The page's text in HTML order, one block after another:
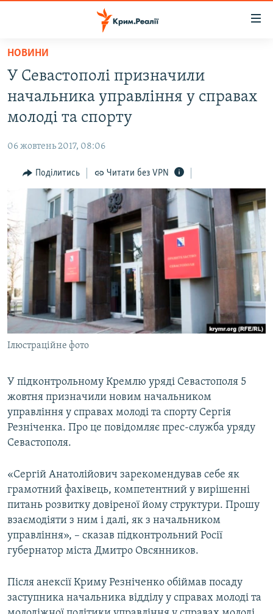
Перейти
основного
матеріалу
до
основної
Перейти
пошуку
ВІДЕО ТА ФОТО
БЛОГИ
ПОГЛЯД
ІНТЕРВ'Ю
ВСЕ ЗА ДЕНЬ
СПЕЦПРОЕКТИ
ДЕПОРТАЦІЯ
ВІДЕОУРОКИ «ELIFBE»
СВІДЧЕННЯ ОКУПАЦІЇ
УКРАЇНСЬКА ПРОБЛЕМА КРИМУ
ІНФОГРАФІКА
ЯК ОБІЙТИ БЛОКУВАННЯ
Русский
Qırımtatar
ДОЛУЧАЙСЯ!
Усі сайти RFE/RL
НОВИНИ
У Севастополі призначили
начальника управління у справах
молоді та спорту
06 жовтень 2017, 08:06
Поділитись Читати без VPN
Ілюстраційне фото
У підконтрольному Кремлю уряді Севастополя 5
жовтня призначили новим начальником
управління у справах молоді та спорту Сергія
Резніченка. Про це повідомляє прес-служба уряду
Севастополя.
«Сергій Анатолійович зарекомендував себе як
грамотний фахівець, компетентний у вирішенні
питань розвитку довіреної йому структури. Прошу
взаємодіяти з ним і далі, як з начальником
управління», – сказав підконтрольний Росії
губернатор міста Дмитро Овсянников.
Після анексії Криму Резніченко обіймав посаду
заступника начальника відділу у справах молоді та